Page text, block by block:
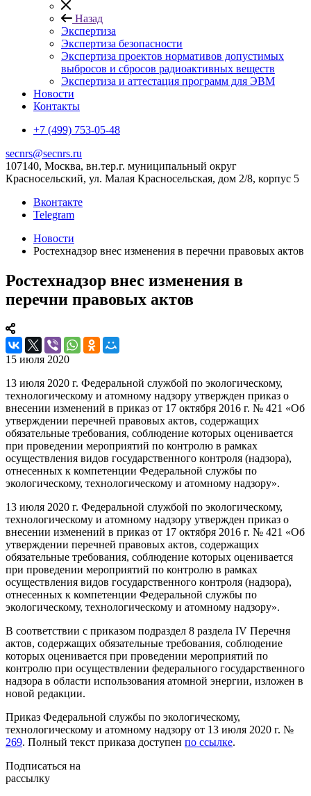
Назад
Экспертиза
Экспертиза безопасности
Экспертиза проектов нормативов допустимых
выбросов и сбросов радиоактивных веществ
Экспертиза и аттестация программ для ЭВМ
Новости
Контакты
+7 (499) 753-05-48
secnrs@secnrs.ru
107140, Москва, вн.тер.г. муниципальный округ
Красносельский, ул. Малая Красносельская, дом 2/8, корпус 5
Вконтакте
Telegram
Новости
Ростехнадзор внес изменения в перечни правовых актов
Ростехнадзор внес изменения в
перечни правовых актов
15 июля 2020
13 июля 2020 г. Федеральной службой по экологическому,
технологическому и атомному надзору утвержден приказ о
внесении изменений в приказ от 17 октября 2016 г. № 421 «Об
утверждении перечней правовых актов, содержащих
обязательные требования, соблюдение которых оценивается
при проведении мероприятий по контролю в рамках
осуществления видов государственного контроля (надзора),
отнесенных к компетенции Федеральной службы по
экологическому, технологическому и атомному надзору».
13 июля 2020 г. Федеральной службой по экологическому,
технологическому и атомному надзору утвержден приказ о
внесении изменений в приказ от 17 октября 2016 г. № 421 «Об
утверждении перечней правовых актов, содержащих
обязательные требования, соблюдение которых оценивается
при проведении мероприятий по контролю в рамках
осуществления видов государственного контроля (надзора),
отнесенных к компетенции Федеральной службы по
экологическому, технологическому и атомному надзору».
В соответствии с приказом подраздел 8 раздела IV Перечня
актов, содержащих обязательные требования, соблюдение
которых оценивается при проведении мероприятий по
контролю при осуществлении федерального государственного
надзора в области использования атомной энергии, изложен в
новой редакции.
Приказ Федеральной службы по экологическому,
технологическому и атомному надзору от 13 июля 2020 г. №
269. Полный текст приказа доступен по ссылке.
Подписаться на
рассылку